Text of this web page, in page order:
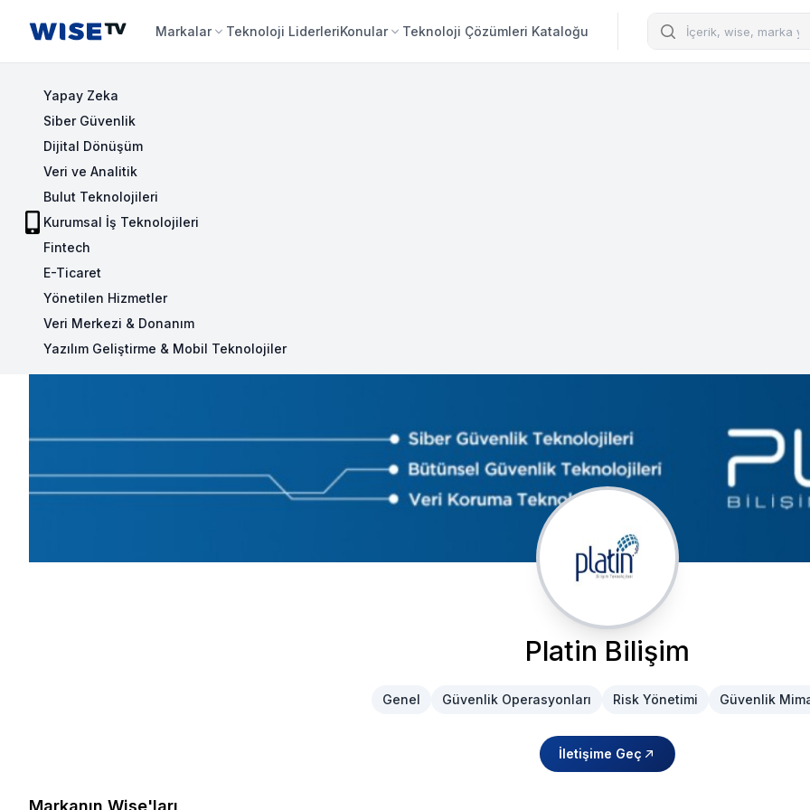
Wise TV Markalar Teknoloji LiderleriKonular Teknoloji Çözümleri Kataloğu Arama
Yapay Zeka
Siber Güvenlik
Dijital Dönüşüm
Veri ve Analitik
Bulut Teknolojileri
Kurumsal İş Teknolojileri
Fintech
E-Ticaret
Yönetilen Hizmetler
Veri Merkezi & Donanım
Yazılım Geliştirme & Mobil Teknolojiler
Platin Bilişim
Genel Güvenlik Operasyonları Risk Yönetimi Güvenlik
İletişime Geç
Markanın Wise'ları